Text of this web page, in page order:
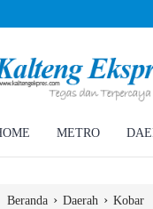
Hak Ratusan Eks Pekerja
METRO
Beranda › Daerah › Kobar